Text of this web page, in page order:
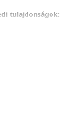
tulajdonságok: